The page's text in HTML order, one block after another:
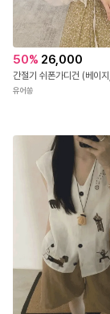
50% 26,000
간절기 쉬폰가디건 (베이
유어쏭